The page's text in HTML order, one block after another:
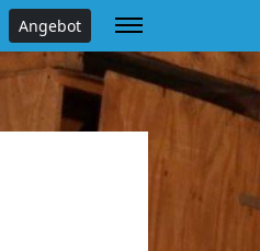
Angebot